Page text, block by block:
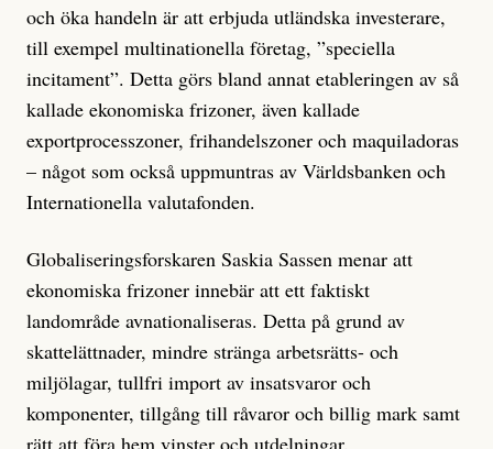
och öka handeln är att erbjuda utländska investerare,
till exempel multinationella företag, ”speciella
incitament”. Detta görs bland annat etableringen av så
kallade ekonomiska frizoner, även kallade
exportprocesszoner, frihandelszoner och maquiladoras
– något som också uppmuntras av Världsbanken och
Internationella valutafonden.
Globaliseringsforskaren Saskia Sassen menar att
ekonomiska frizoner innebär att ett faktiskt
landområde avnationaliseras. Detta på grund av
skattelättnader, mindre stränga arbetsrätts- och
miljölagar, tullfri import av insatsvaror och
komponenter, tillgång till råvaror och billig mark samt